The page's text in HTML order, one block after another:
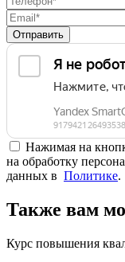
Отправить
Нажимая на
на обработку
данных в Политике.
Также вам
Курс повышения